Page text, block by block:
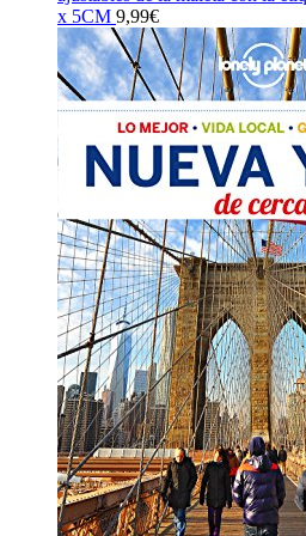
x 5CM 9,99€